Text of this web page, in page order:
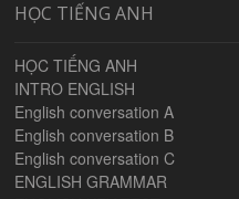
HỌC TIẾNG ANH
HỌC TIẾNG ANH
INTRO ENGLISH
English conversation A
English conversation B
English conversation C
ENGLISH GRAMMAR